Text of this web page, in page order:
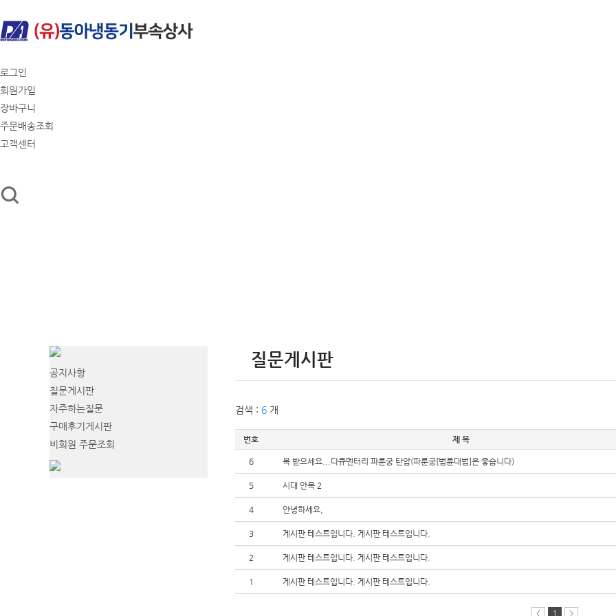
로그인
회원가입
장바구니
주문배송조회
고객센터
공지사항
질문게시판
자주하는질문
구매후기게시판
비회원 주문조회
질문게시판
검색 : 6 개
번호 제 목
6 복 받으세요...다큐멘터리 파룬궁 탄압(파룬궁[법륜대법]은 좋습니다)
5 시대 안목 2
4 안녕하세요,
3 게시판 테스트입니다. 게시판 테스트입니다.
2 게시판 테스트입니다. 게시판 테스트입니다.
1 게시판 테스트입니다. 게시판 테스트입니다.
< 1 >